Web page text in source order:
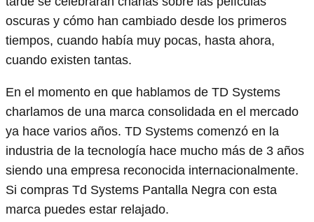
oscuras y cómo han cambiado desde los primeros
tiempos, cuando había muy pocas, hasta ahora,
cuando existen tantas.
En el momento en que hablamos de TD Systems
charlamos de una marca consolidada en el mercado
ya hace varios años. TD Systems comenzó en la
industria de la tecnología hace mucho más de 3 años
siendo una empresa reconocida internacionalmente.
Si compras Td Systems Pantalla Negra con esta
marca puedes estar relajado.